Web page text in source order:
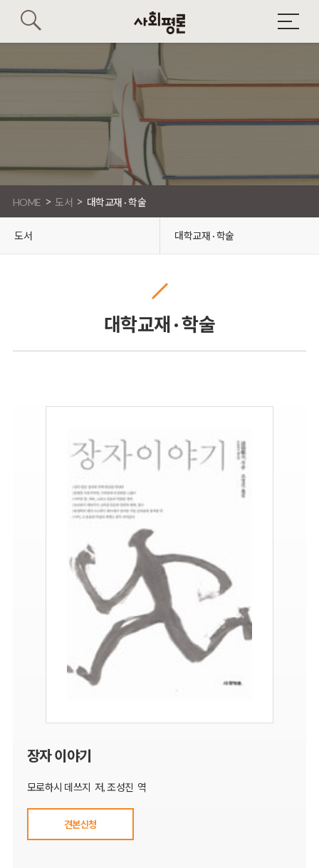
HOME > 도서 > 대학교재 · 학술
도서 대학교재 · 학술
대학교재 · 학술
장자 이야기
모로하시 데쓰지 저, 조성진 역
견본신청